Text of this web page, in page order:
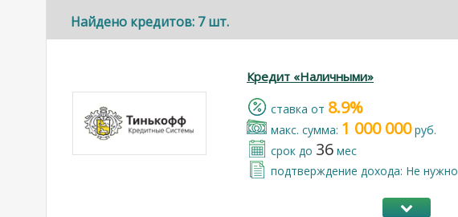
Найдено кредитов: 7 шт.
Кредит «Наличными»
cтавка от 8.9%
макс. сумма: 1 000 000руб.
срок до 36 мес
подтверждение дохода: Не нужно